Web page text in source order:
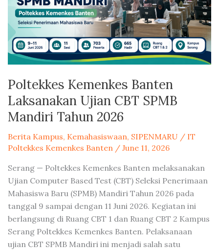
Poltekkes Kemenkes Banten
Laksanakan Ujian CBT SPMB
Mandiri Tahun 2026
Berita Kampus, Kemahasiswaan, SIPENMARU / IT
Poltekkes Kemenkes Banten / June 11, 2026
Serang — Poltekkes Kemenkes Banten melaksanakan
Ujian Computer Based Test (CBT) Seleksi Penerimaan
Mahasiswa Baru (SPMB) Mandiri Tahun 2026 pada
tanggal 9 sampai dengan 11 Juni 2026. Kegiatan ini
berlangsung di Ruang CBT 1 dan Ruang CBT 2 Kampus
Serang Poltekkes Kemenkes Banten. Pelaksanaan
ujian CBT SPMB Mandiri ini menjadi salah satu
Ujian
CBT
SPMB
Mandiri
Tahun